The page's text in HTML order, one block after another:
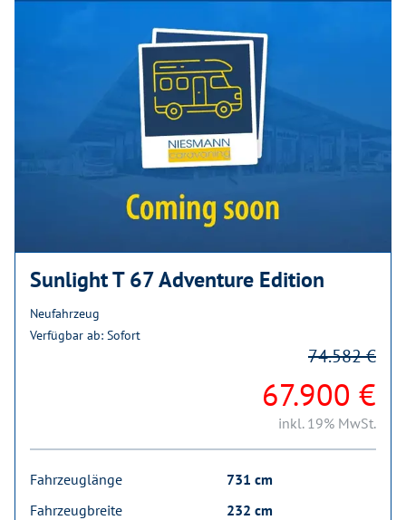
Sunlight T 67 Adventure Edition
Neufahrzeug
Verfügbar ab: Sofort
67.900 €
74.582 €
inkl. 19% MwSt.
Fahrzeuglänge
731 cm
Fahrzeugbreite
232 cm